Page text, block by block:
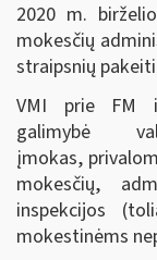
2020 m.
mokesčių
straipsnių
VMI prie FM
galimybė
įmokas,
mokesčių,
inspekcijos
mokestinėms